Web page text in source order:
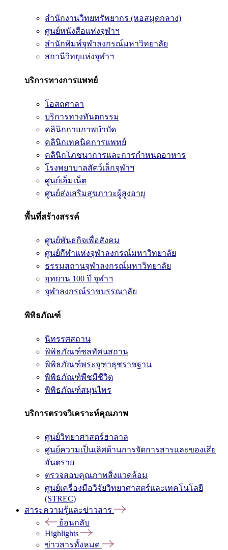
สำนักงานวิทยทรัพยากร (หอสมุดกลาง)
ศูนย์หนังสือแห่งจุฬาฯ
สำนักพิมพ์จุฬาลงกรณ์มหาวิทยาลัย
สถานีวิทยุแห่งจุฬาฯ
บริการทางการแพทย์
โอสถศาลา
บริการทางทันตกรรม
คลินิกกายภาพบำบัด
คลินิกเทคนิคการแพทย์
คลินิกโภชนาการและการกำหนดอาหาร
โรงพยาบาลสัตว์เล็กจุฬาฯ
ศูนย์เอ็มเน็ต
ศูนย์ส่งเสริมสุขภาวะผู้สูงอายุ
พื้นที่สร้างสรรค์
ศูนย์พันธกิจเพื่อสังคม
ศูนย์กีฬาแห่งจุฬาลงกรณ์มหาวิทยาลัย
ธรรมสถานจุฬาลงกรณ์มหาวิทยาลัย
อุทยาน 100 ปี จุฬาฯ
จุฬาลงกรณ์ราชบรรณาลัย
พิพิธภัณฑ์
นิทรรศสถาน
พิพิธภัณฑ์ชลทัศนสถาน
พิพิธภัณฑ์พระจุฑาธุชราชฐาน
พิพิธภัณฑ์พืชมีชีวิต
พิพิธภัณฑ์สมุนไพร
บริการตรวจวิเคราะห์คุณภาพ
ศูนย์วิทยาศาสตร์ฮาลาล
ศูนย์ความเป็นเลิศด้านการจัดการสารและของเสีย
อันตราย
ตรวจสอบคุณภาพสิ่งแวดล้อม
ศูนย์เครื่องมือวิจัยวิทยาศาสตร์และเทคโนโลยี
(STREC)
สาระความรู้และข่าวสาร
ย้อนกลับ
Highlights
ข่าวสารทั้งหมด